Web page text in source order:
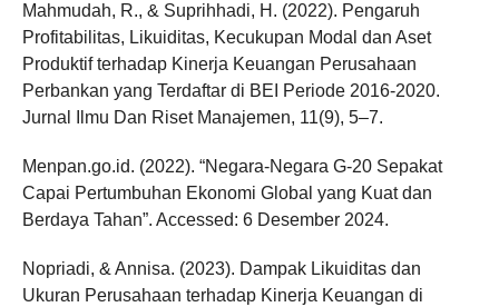
Mahmudah, R., & Suprihhadi, H. (2022). Pengaruh
Profitabilitas, Likuiditas, Kecukupan Modal dan Aset
Produktif terhadap Kinerja Keuangan Perusahaan
Perbankan yang Terdaftar di BEI Periode 2016-2020.
Jurnal Ilmu Dan Riset Manajemen, 11(9), 5–7.
Menpan.go.id. (2022). “Negara-Negara G-20 Sepakat
Capai Pertumbuhan Ekonomi Global yang Kuat dan
Berdaya Tahan”. Accessed: 6 Desember 2024.
Nopriadi, & Annisa. (2023). Dampak Likuiditas dan
Ukuran Perusahaan terhadap Kinerja Keuangan di